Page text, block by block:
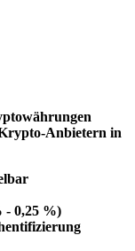
Anbietern in
- 0,25 %)